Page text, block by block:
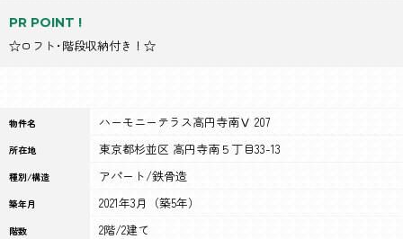
PR POINT !
☆ロフト･階段収納付き！☆
物件名 ハーモニーテラス高円寺南Ⅴ 207
所在地 東京都杉並区 高円寺南５丁目33-13
種別/構造 アパート/鉄骨造
築年月 2021年3月（築5年）
階数 2階/2建て